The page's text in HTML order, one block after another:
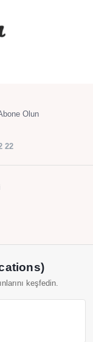
Olun
22
keşfedin.